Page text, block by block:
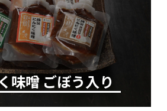
味噌 ごぼう入り